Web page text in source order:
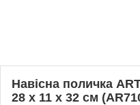
Навісна поличка
28 х 11 х 32 см